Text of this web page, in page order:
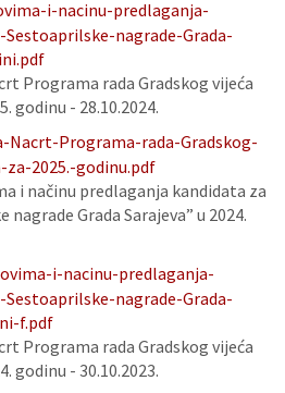
i-nacinu-predlaganja-
nagrade-Grada-
Programa rada Gradskog vijeća
godinu - 28.10.2024.
Nacrt-Programa-rada-Gradskog-
za-2025.-godinu.pdf
i načinu predlaganja kandidata za
Grada Sarajeva” u 2024.
i-nacinu-predlaganja-
nagrade-Grada-
f.pdf
Programa rada Gradskog vijeća
godinu - 30.10.2023.